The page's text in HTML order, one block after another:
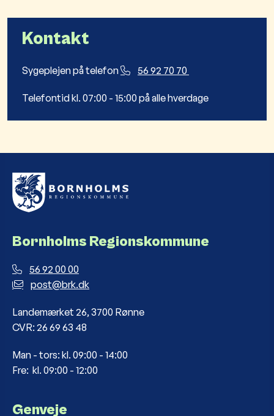
Kontakt
Sygeplejen på telefon 56 92 70 70
Telefontid kl. 07:00 - 15:00 på alle hverdage
Bornholms Regionskommune
56 92 00 00
post@brk.dk
Landemærket 26, 3700 Rønne
CVR: 26 69 63 48
Man - tors: kl. 09:00 - 14:00
Fre: kl. 09:00 - 12:00
Genveje